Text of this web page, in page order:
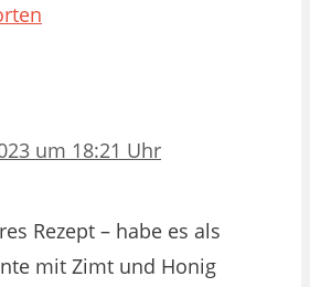
um 18:21 Uhr
Rezept – habe es als
mit Zimt und Honig